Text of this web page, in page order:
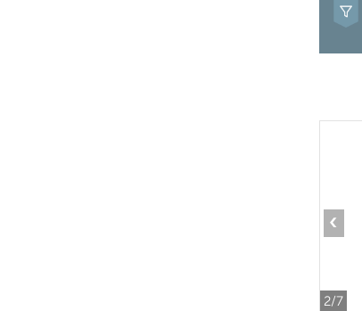
2/7
‹